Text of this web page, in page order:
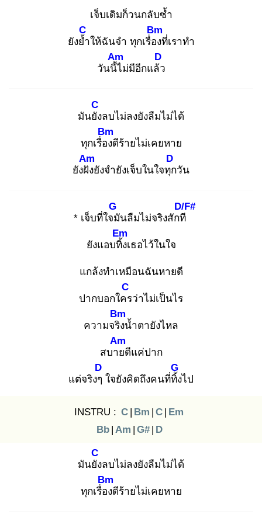
เจ็บเดิมก็วนกลับซ้ำ
ยังย้ำ
C
ให้ฉันจำ ทุกเรื่อง
Bm
ที่เราทำ
วันนี้ไ
Am
ม่มีอีกแล้ว
D
มันยัง
C
ลบไม่ลงยังลืมไม่ได้
ทุกเรื่อง
Bm
ดีร้ายไม่เคยหาย
ยังฝัง
Am
ยังจำยังเจ็บในใจทุก
D
วัน
* เจ็บที่ใจมั
G
นลืมไม่จริงสักที
D/F#
ยังแอบทิ้ง
Em
เธอไว้ในใจ
แกล้งทำเหมือนฉันหายดี
ปากบอกใคร
C
ว่าไม่เป็นไร
ความจริง
Bm
น้ำตายังไหล
สบาย
Am
ดีแค่ปาก
แต่จริงๆ
D
ใจยังคิดถึงคนที่ทิ้ง
G
ไป
INSTRU : C | Bm | C | Em
Bb | Am | G# | D
มันยัง
C
ลบไม่ลงยังลืมไม่ได้
ทุกเรื่อง
Bm
ดีร้ายไม่เคยหาย